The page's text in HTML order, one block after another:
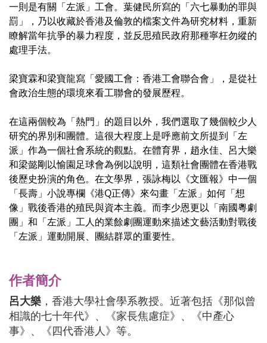
一則是有關「左派」工會。葉健民所寫的「六七暴動的罪與
罰」，乃以收藏於香港及倫敦的檔案文件為研究材料，重新
瞭解當年抗爭的暴力程度，並反思殖民政府那種寧枉勿縱的
處理手法。
梁寶霖和梁寶龍寫「愛國工會：香港工會聯合會」，是從社
會政治生態的環境來看工聯會的發展歷程。
在這兩個較為「熱門」的題目以外，我們選取了幾個較少人
研究的界別和團體。這很大程度上是呼應前文所提到「左
派」作為一個社會系統的觀點。在體育界，趙永佳、呂大樂
和梁懿剛以愉園足球會為例以說明，這類社會團體在香港戰
後歷史扮演的角色。在文學界，張詠梅以《文匯報》中一個
「長壽」小說專欄《港Q正傳》來勾畫「左派」如何「想
像」戰後香港的殖民與資本主義。而李少恩更以「南國粵劇
團」和「左派」工人的業餘劇團運動來描述文藝活動對戰後
「左派」運動開展、團結群眾的重要性。
作者簡介
呂大樂 ，香港大學社會學系教授。近著包括《那似曾
相識的七十年代》、《家長焦慮症》、《中產心
事》、《四代香港人》等。